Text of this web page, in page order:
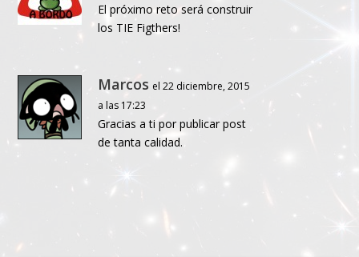
El próximo reto será construir
los TIE Figthers!
Marcos el 22 diciembre, 2015
a las 17:23
Gracias a ti por publicar post
de tanta calidad.